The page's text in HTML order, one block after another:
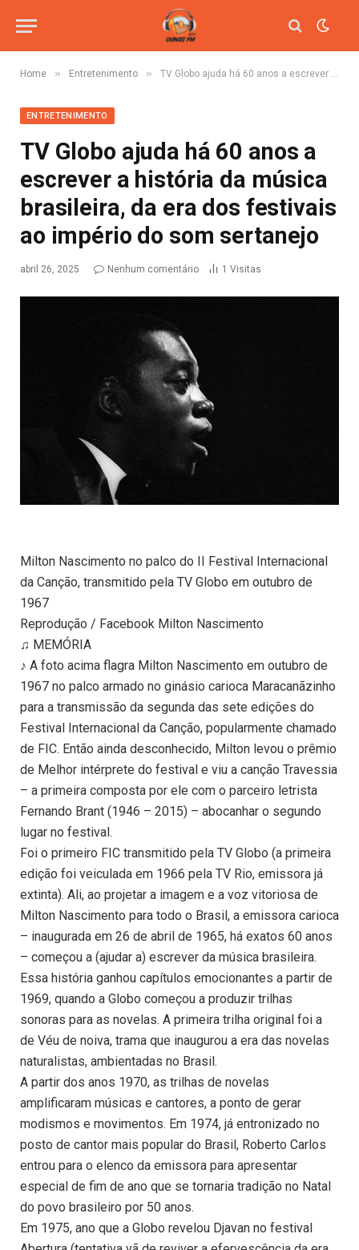
Home » Entretenimento » TV Globo ajuda há 60 anos a escrever a história da música brasileira, da era dos festivais ao império do som sertanejo
ENTRETENIMENTO
TV Globo ajuda há 60 anos a
escrever a história da música
brasileira, da era dos festivais
ao império do som sertanejo
abril 26, 2025 Nenhum comentário 1 Visitas
Milton Nascimento no palco do II Festival Internacional
da Canção, transmitido pela TV Globo em outubro de
1967
Reprodução / Facebook Milton Nascimento
♫ MEMÓRIA
♪ A foto acima flagra Milton Nascimento em outubro de
1967 no palco armado no ginásio carioca Maracanãzinho
para a transmissão da segunda das sete edições do
Festival Internacional da Canção, popularmente chamado
de FIC. Então ainda desconhecido, Milton levou o prêmio
de Melhor intérprete do festival e viu a canção Travessia
– a primeira composta por ele com o parceiro letrista
Fernando Brant (1946 – 2015) – abocanhar o segundo
lugar no festival.
Foi o primeiro FIC transmitido pela TV Globo (a primeira
edição foi veiculada em 1966 pela TV Rio, emissora já
extinta). Ali, ao projetar a imagem e a voz vitoriosa de
Milton Nascimento para todo o Brasil, a emissora carioca
– inaugurada em 26 de abril de 1965, há exatos 60 anos
– começou a (ajudar a) escrever da música brasileira.
Essa história ganhou capítulos emocionantes a partir de
1969, quando a Globo começou a produzir trilhas
sonoras para as novelas. A primeira trilha original foi a
de Véu de noiva, trama que inaugurou a era das novelas
naturalistas, ambientadas no Brasil.
A partir dos anos 1970, as trilhas de novelas
amplificaram músicas e cantores, a ponto de gerar
modismos e movimentos. Em 1974, já entronizado no
posto de cantor mais popular do Brasil, Roberto Carlos
entrou para o elenco da emissora para apresentar
especial de fim de ano que se tornaria tradição no Natal
do povo brasileiro por 50 anos.
Em 1975, ano que a Globo revelou Djavan no festival